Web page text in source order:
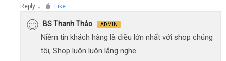
Reply ● Like
BS Thanh Thảo ADMIN
Niềm tin khách hàng là điều lớn nhất với shop chúng
tôi, Shop luôn luôn lắng nghe